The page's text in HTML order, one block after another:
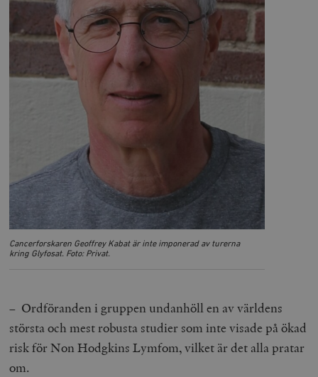
Cancerforskaren Geoffrey Kabat är inte imponerad av turerna
kring Glyfosat. Foto: Privat.
– Ordföranden i gruppen undanhöll en av världens
största och mest robusta studier som inte visade på ökad
risk för Non Hodgkins Lymfom, vilket är det alla pratar
om.